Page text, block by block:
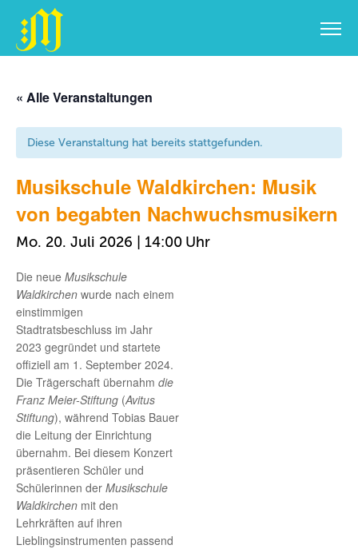
springen
« Alle Veranstaltungen
Diese Veranstaltung hat bereits stattgefunden.
Musikschule Waldkirchen: Musik
von begabten Nachwuchsmusikern
Mo. 20. Juli 2026 | 14:00
Die neue Musikschule
Waldkirchen wurde nach einem
einstimmigen
Stadtratsbeschluss im Jahr
2023 gegründet und startete
offiziell am 1. September 2024.
Die Trägerschaft übernahm die
Franz Meier-Stiftung (Avitus
Stiftung), während Tobias Bauer
die Leitung der Einrichtung
übernahm. Bei diesem Konzert
präsentieren Schüler und
Schülerinnen der Musikschule
Waldkirchen mit den
Lehrkräften auf ihren
Lieblingsinstrumenten passend